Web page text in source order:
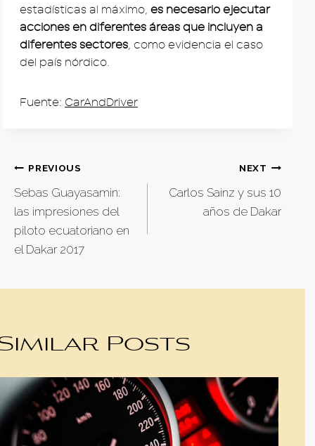
estadísticas al máximo, es necesario ejecutar
acciones en diferentes áreas que incluyen a
diferentes sectores, como evidencia el caso
del país nórdico.
Fuente: CarAndDriver
Post
navigation
PREVIOUS
Sebas Guayasamin:
las impresiones del
piloto ecuatoriano en
el Dakar 2017
NEXT
Carlos Sainz y sus 10
años de Dakar
Posts